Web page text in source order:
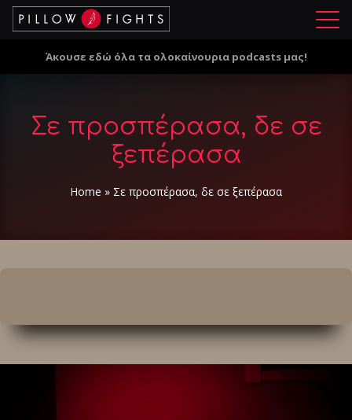
Μ
ο
Άκουσε εδώ όλα τα ολοκαίνουρια podcasts μας!
Σε προσπέρασα, δε σε
ξεπέρασα
Home » Σε προσπέρασα, δε σε ξεπέρασα